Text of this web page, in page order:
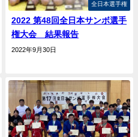
全日本選手権
2022 第48回全日本サンボ選手
権大会 結果報告
2022年9月30日